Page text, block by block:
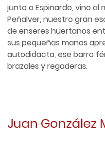
junto a Espinardo, vino al
Peñalver, nuestro gran
de enseres huertanos
sus pequeñas manos
autodidacta, ese barro
brazales y regaderas.
Juan González